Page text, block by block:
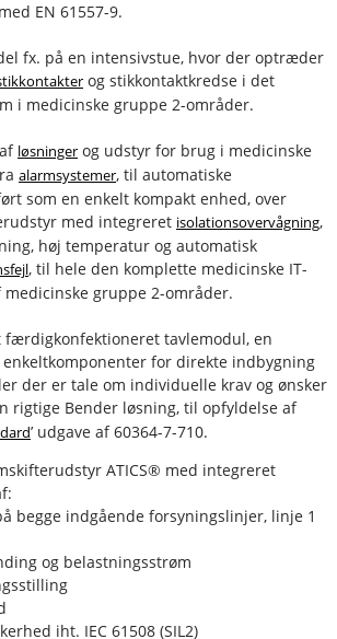
EN 61557-9.
fx. på en intensivstue, hvor der optræder
og stikkontaktkredse i det
i medicinske gruppe 2-områder.
løsninger og udstyr for brug i medicinske
alarmsystemer, til automatiske
som en enkelt kompakt enhed, over
med integreret isolationsovervågning,
høj temperatur og automatisk
, til hele den komplette medicinske IT-
gruppe 2-områder.
færdigkonfektioneret tavlemodul, en
for direkte indbygning
der er tale om individuelle krav og ønsker
rigtige Bender løsning, til opfyldelse af
’ udgave af 60364-7-710.
ATICS® med integreret
begge indgående forsyningslinjer, linje 1
og belastningsstrøm
iht. IEC 61508 (SIL2)